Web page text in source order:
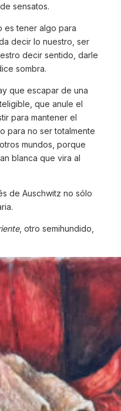
sensatos.
es tener algo para
decir lo nuestro, ser
decir sentido, darle
sombra.
que escapar de una
que anule el
para mantener el
para no ser totalmente
mundos, porque
blanca que vira al
de Auschwitz no sólo
, otro semihundido,